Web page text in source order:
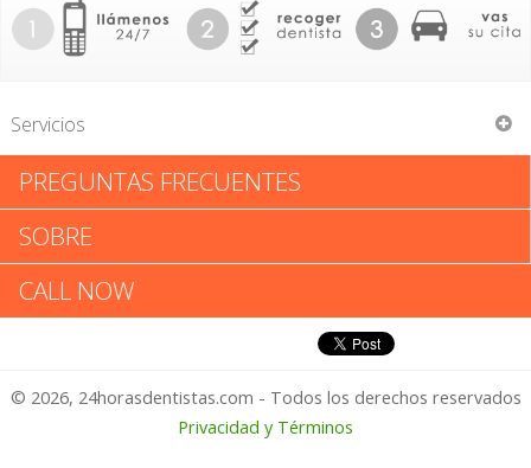
Servicios
Michael Griffin
Michael Griffin: Califica tu
Experiencia
1 – No Feliz
PREGUNTAS FRECUENTES
SOBRE
CALL NOW
© 2026, 24horasdentistas.com - Todos los derechos reservados
Privacidad y Términos